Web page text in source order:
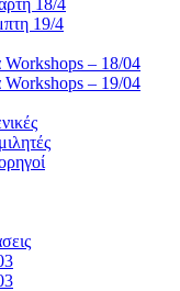
18/4
19/4
– 18/04
– 19/04